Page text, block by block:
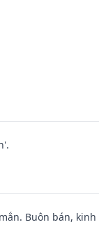
Buôn bán,